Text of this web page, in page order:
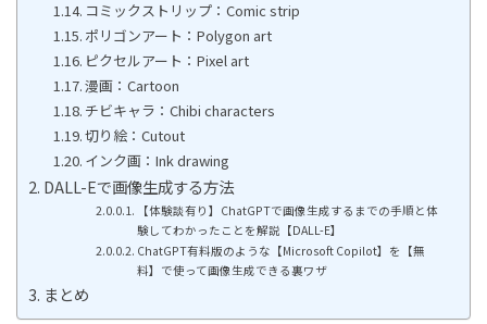
コミックストリップ：Comic strip
ポリゴンアート：Polygon art
ピクセルアート：Pixel art
漫画：Cartoon
チビキャラ：Chibi characters
切り絵：Cutout
インク画：Ink drawing
DALL-Eで画像生成する方法
【体験談有り】ChatGPTで画像生成するまでの手順と体
験してわかったことを解説【DALL-E】
ChatGPT有料版のような【Microsoft Copilot】を【無
料】で使って画像生成できる裏ワザ
まとめ